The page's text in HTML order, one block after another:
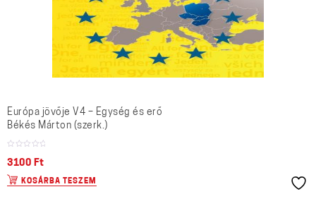
Európa jövője V4 – Egység és erő
Békés Márton (szerk.)
3100 Ft
KOSÁRBA TESZEM